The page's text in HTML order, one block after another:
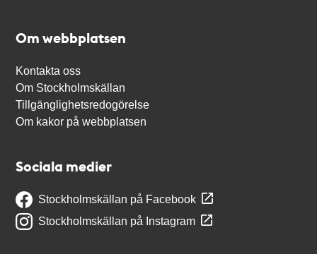
Om webbplatsen
Kontakta oss
Om Stockholmskällan
Tillgänglighetsredogörelse
Om kakor på webbplatsen
Sociala medier
Stockholmskällan på Facebook
Stockholmskällan på Instagram